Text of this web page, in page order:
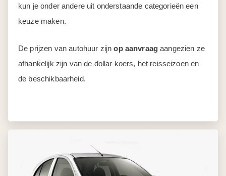
kun je onder andere uit onderstaande categorieën een
keuze maken.
De prijzen van autohuur zijn op aanvraag aangezien ze
afhankelijk zijn van de dollar koers, het reisseizoen en
de beschikbaarheid.